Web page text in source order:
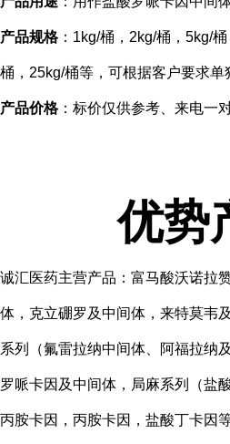
产品规格：1kg/桶，2kg/桶，5kg/
桶，25kg/桶等，可根据客户要求单
产品价格：标价仅供参考、来电一
优势
诚汇医药主营产品：富马酸沃诺拉
体，克立硼罗及中间体，来特莫韦
系列（氟雷拉纳中间体、阿福拉纳
罗哌卡因及中间体，局麻系列（盐
丙胺卡因，丙胺卡因，盐酸丁卡因